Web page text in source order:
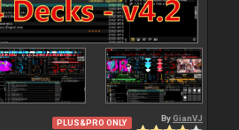
PLUS&PRO ONLY ByGianVJ